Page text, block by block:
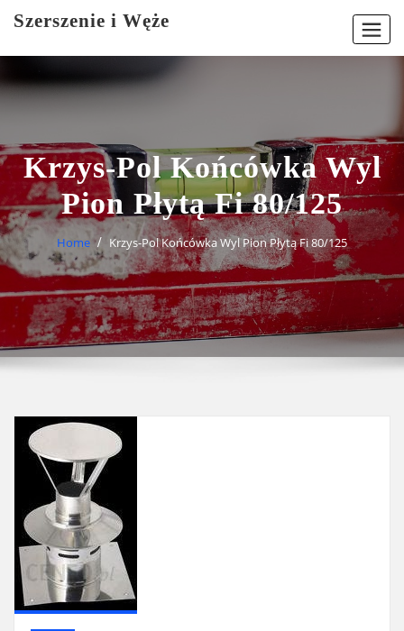
Szerszenie i Węże
Krzys-Pol Końcówka Wyl
Pion Płytą Fi 80/125
Home Krzys-Pol Końcówka Wyl Pion Płytą Fi 80/125